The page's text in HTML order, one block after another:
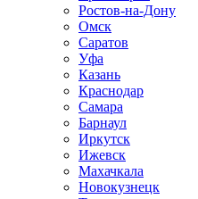
Ростов-на-Дону
Омск
Саратов
Уфа
Казань
Краснодар
Самара
Барнаул
Иркутск
Ижевск
Махачкала
Новокузнецк